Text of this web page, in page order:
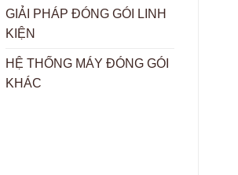
GIẢI PHÁP ĐÓNG GÓI LINH
KIỆN
HỆ THỐNG MÁY ĐÓNG GÓI
KHÁC